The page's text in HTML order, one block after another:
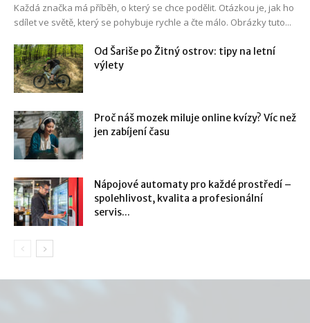
Každá značka má příběh, o který se chce podělit. Otázkou je, jak ho
sdílet ve světě, který se pohybuje rychle a čte málo. Obrázky tuto...
Od Šariše po Žitný ostrov: tipy na letní
výlety
Proč náš mozek miluje online kvízy? Víc než
jen zabíjení času
Nápojové automaty pro každé prostředí –
spolehlivost, kvalita a profesionální
servis...